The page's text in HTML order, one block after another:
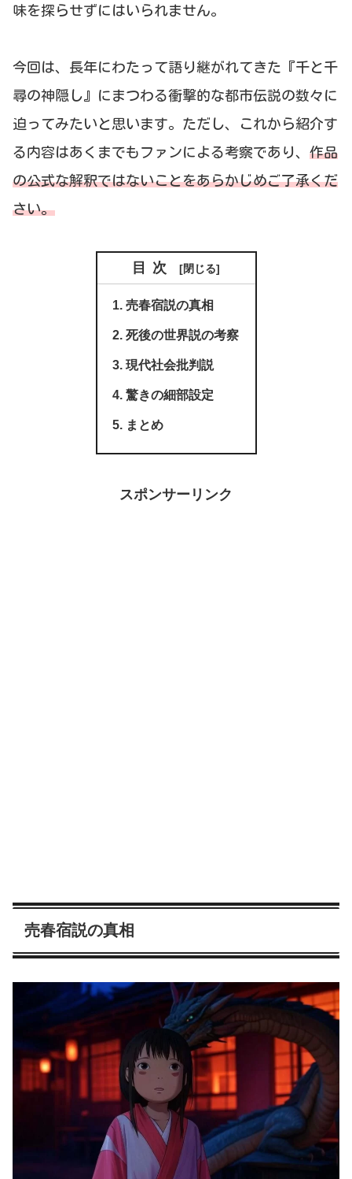
味を探らせずにはいられません。
今回は、長年にわたって語り継がれてきた『千と千
尋の神隠し』にまつわる衝撃的な都市伝説の数々に
迫ってみたいと思います。ただし、これから紹介す
る内容はあくまでもファンによる考察であり、 作品
の公式な解釈ではないことをあらかじめご了承くだ
さい。
目次
売春宿説の真相
死後の世界説の考察
現代社会批判説
驚きの細部設定
まとめ
スポンサーリンク
売春宿説の真相